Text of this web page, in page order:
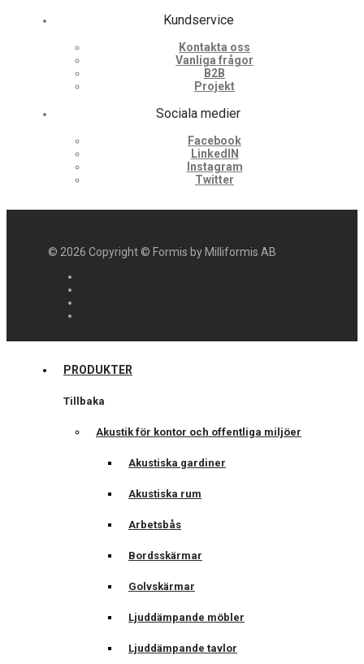
Kundservice
Kontakta oss
Vanliga frågor
B2B
Projekt
Sociala medier
Facebook
LinkedIN
Instagram
Twitter
© 2026 Copyright © Formis by Milliformis AB
PRODUKTER
Tillbaka
Akustik för kontor och offentliga miljöer
Akustiska gardiner
Akustiska rum
Arbetsbås
Bordsskärmar
Golvskärmar
Ljuddämpande möbler
Ljuddämpande tavlor